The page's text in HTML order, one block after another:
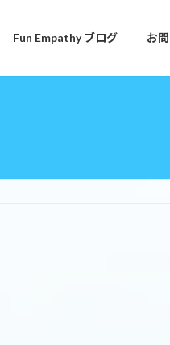
Fun Empathy ブログ お